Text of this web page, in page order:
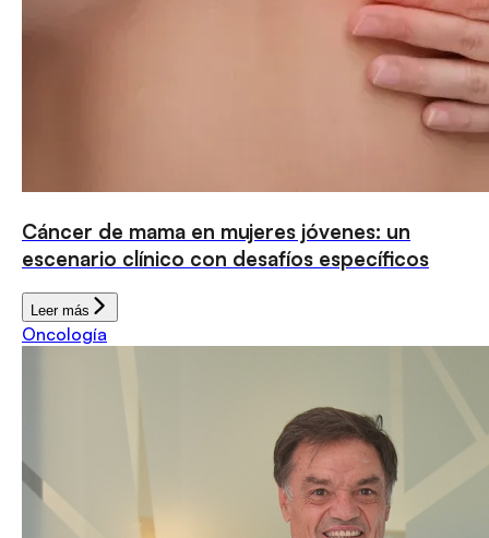
Cáncer de mama en mujeres jóvenes: un
escenario clínico con desafíos específicos
Leer más
Oncología